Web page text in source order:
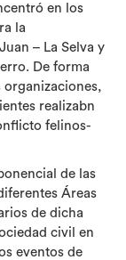
en los
la
– La Selva y
De forma
organizaciones,
realizabn
felinos-
de las
Áreas
de dicha
civil en
eventos de